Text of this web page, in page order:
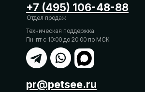
Техническая поддержка
Пн-пт с 10:00 до 20:00 по МСК
Отдел продаж
+7 (495) 106-48-88
pr@petsee.ru